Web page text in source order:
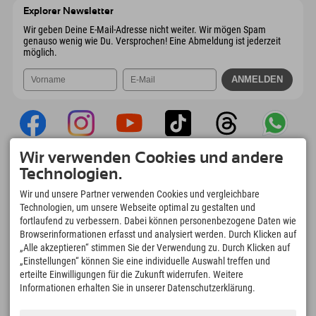
Explorer Newsletter
Wir geben Deine E-Mail-Adresse nicht weiter. Wir mögen Spam
genauso wenig wie Du. Versprochen! Eine Abmeldung ist jederzeit
möglich.
Explorer App
Upload Deiner #ExplorerMoments, Mein
Explorer To Go mit Buchungsübersicht,
Bucketlist, Restaurantübersicht uvm. Jetzt
downloaden!
Zeit für Explorer Moments
166
Bergseen und Erlebnisbäder
4.634km
Pisten zum Skifahren und
Wir verwenden Cookies und andere
Technologien.
Wir und unsere Partner verwenden Cookies und vergleichbare
Technologien, um unsere Webseite optimal zu gestalten und
fortlaufend zu verbessern. Dabei können personenbezogene Daten wie
Browserinformationen erfasst und analysiert werden. Durch Klicken auf
„Alle akzeptieren“ stimmen Sie der Verwendung zu. Durch Klicken auf
„Einstellungen“ können Sie eine individuelle Auswahl treffen und
erteilte Einwilligungen für die Zukunft widerrufen. Weitere
Informationen erhalten Sie in unserer Datenschutzerklärung.